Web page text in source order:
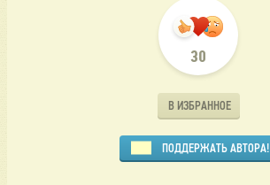
30
В ИЗБРАННОЕ
ПОДДЕРЖАТЬ АВТОРА!